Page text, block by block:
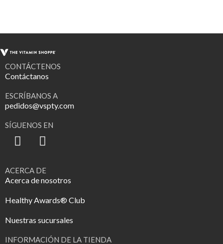
CONTÁCTENOS
Contáctanos
ESCRÍBANOS A
pedidos@vspty.com
SÍGUENOS EN
ACERCA DE
Acerca de nosotros
Healthy Awards® Club
Nuestras sucursales
INFORMACIÓN DE LA TIENDA